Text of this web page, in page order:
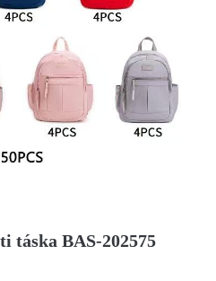
táska BAS-202575